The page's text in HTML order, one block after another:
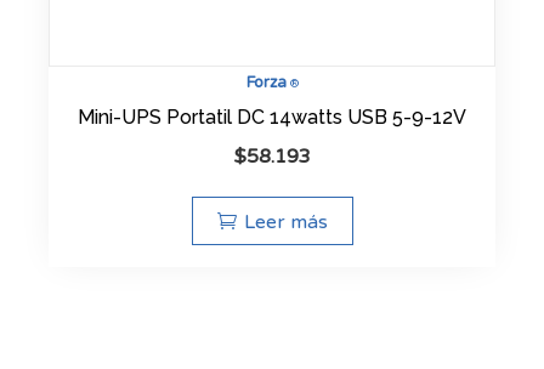
Forza®
Mini-UPS Portatil DC 14watts USB 5-9-12V
$58.193
Leer más